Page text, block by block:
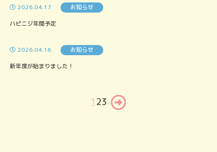
2026.04.17
お知らせ
ハピニジ年間予定
2026.04.16
お知らせ
新年度が始まりました！
1 23...